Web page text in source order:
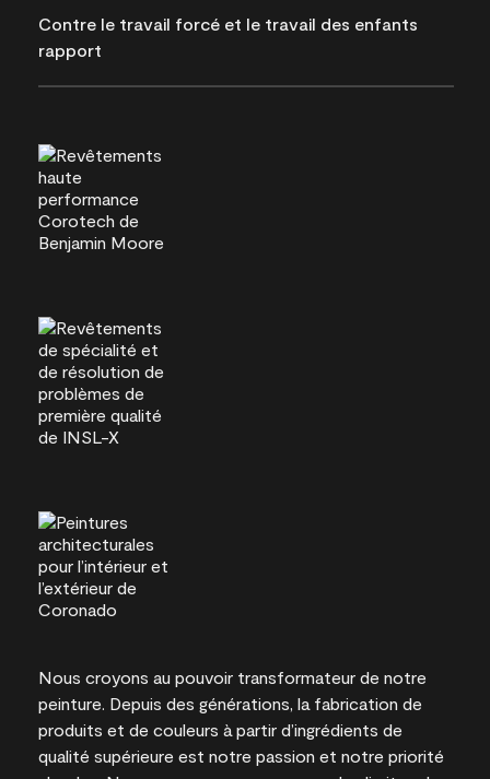
Contre le travail forcé et le travail des enfants
rapport
Nous croyons au pouvoir transformateur de notre
peinture. Depuis des générations, la fabrication de
produits et de couleurs à partir d’ingrédients de
qualité supérieure est notre passion et notre priorité